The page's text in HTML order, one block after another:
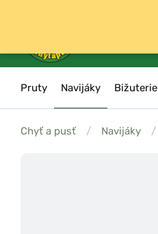
Pruty Navijáky Bižuterie
Chyť a pusť / Navijáky /